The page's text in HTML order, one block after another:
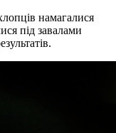
намагалися
під завалами